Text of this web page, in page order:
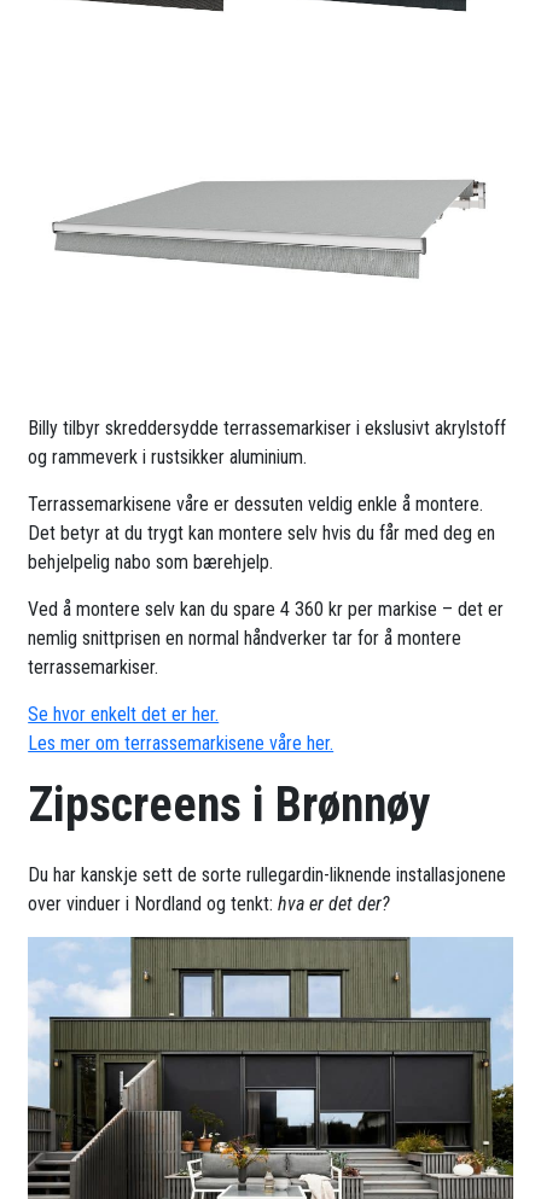
Billy tilbyr skreddersydde terrassemarkiser i ekslusivt akrylstoff
og rammeverk i rustsikker aluminium.
Terrassemarkisene våre er dessuten veldig enkle å montere.
Det betyr at du trygt kan montere selv hvis du får med deg en
behjelpelig nabo som bærehjelp.
Ved å montere selv kan du spare 4 360 kr per markise – det er
nemlig snittprisen en normal håndverker tar for å montere
terrassemarkiser.
Se hvor enkelt det er her.
Les mer om terrassemarkisene våre her.
Zipscreens i Brønnøy
Du har kanskje sett de sorte rullegardin-liknende installasjonene
over vinduer i Nordland og tenkt:hva er det der?